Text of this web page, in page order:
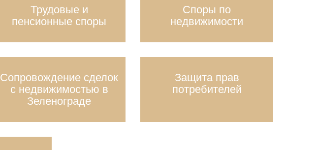
Трудовые и
пенсионные споры
Споры по
недвижимости
Сопровождение сделок
с недвижимостью в
Зеленограде
Защита прав
потребителей